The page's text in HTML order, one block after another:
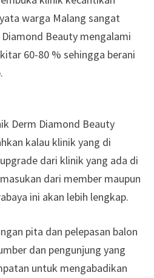
warga Malang sangat
Beauty mengalami
60-80 % sehingga berani
Derm Diamond Beauty
kalau klinik yang di
dari klinik yang ada di
dari member maupun
ini akan lebih lengkap.
pita dan pelepasan balon
dan pengunjung yang
untuk mengabadikan